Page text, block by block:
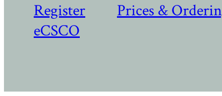
Register
Prices &
eCSCO